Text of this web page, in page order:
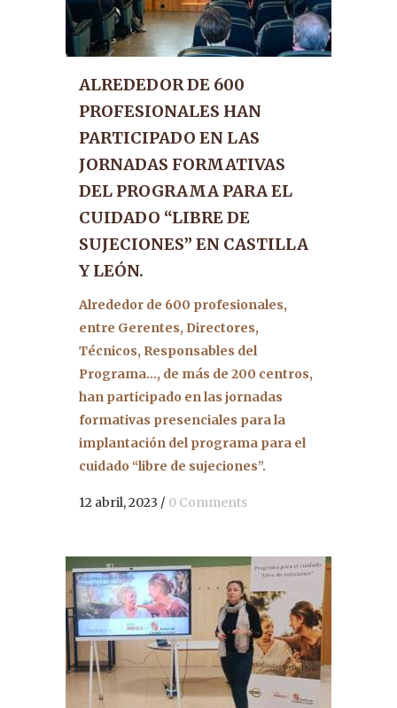
ALREDEDOR DE 600
PROFESIONALES HAN
PARTICIPADO EN LAS
JORNADAS FORMATIVAS
DEL PROGRAMA PARA EL
CUIDADO “LIBRE DE
SUJECIONES” EN CASTILLA
Y LEÓN.
Alrededor de 600 profesionales,
entre Gerentes, Directores,
Técnicos, Responsables del
Programa…, de más de 200 centros,
han participado en las jornadas
formativas presenciales para la
implantación del programa para el
cuidado “libre de sujeciones”.
12 abril, 2023 / 0 Comments